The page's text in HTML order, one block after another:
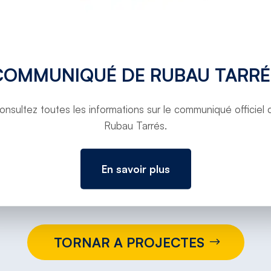
TORNAR A PROJECTES
DE RUBAU
toutes les informations sur le communiqué officiel
Rubau Tarrés.
En savoir plus